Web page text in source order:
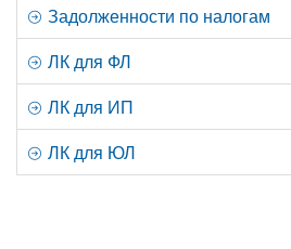
Задолженности по налогам
ЛК для ФЛ
ЛК для ИП
ЛК для ЮЛ